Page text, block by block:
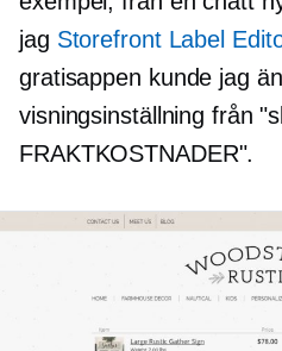
jag Storefront Label
gratisappen kunde jag
visningsinställning från
FRAKTKOSTNADER".